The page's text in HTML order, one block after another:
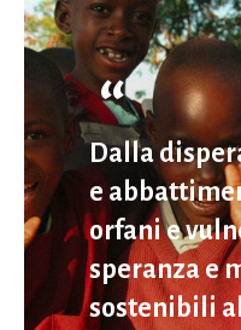
Dalla
e
orfani e
speranza e
sostenibili